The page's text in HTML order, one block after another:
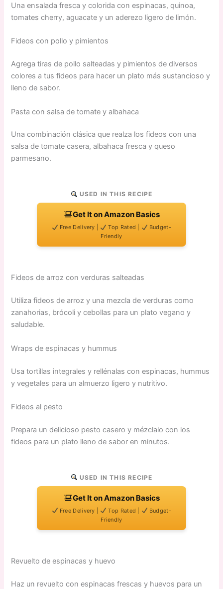
Una ensalada fresca y colorida con espinacas, quinoa,
tomates cherry, aguacate y un aderezo ligero de limón.
Fideos con pollo y pimientos
Agrega tiras de pollo salteadas y pimientos de diversos
colores a tus fideos para hacer un plato más sustancioso y
lleno de sabor.
Pasta con salsa de tomate y albahaca
Una combinación clásica que realza los fideos con una
salsa de tomate casera, albahaca fresca y queso
parmesano.
USED IN THIS RECIPE
Get It on Amazon Basics
Free Delivery | Top Rated |
Budget-
Friendly
Fideos de arroz con verduras salteadas
Utiliza fideos de arroz y una mezcla de verduras como
zanahorias, brócoli y cebollas para un plato vegano y
saludable.
Wraps de espinacas y hummus
Usa tortillas integrales y rellénalas con espinacas, hummus
y vegetales para un almuerzo ligero y nutritivo.
Fideos al pesto
Prepara un delicioso pesto casero y mézclalo con los
fideos para un plato lleno de sabor en minutos.
USED IN THIS RECIPE
Get It on Amazon Basics
Free Delivery | Top Rated |
Budget-
Friendly
Revuelto de espinacas y huevo
Haz un revuelto con espinacas frescas y huevos para un